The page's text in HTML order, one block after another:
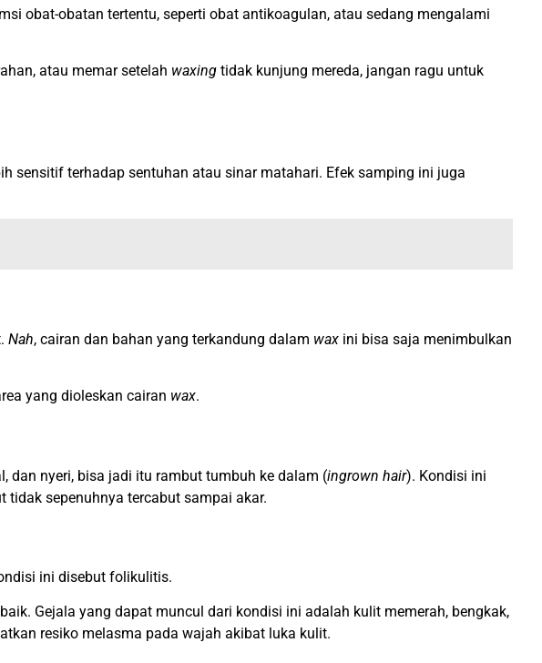
obat-obatan tertentu, seperti obat antikoagulan, atau sedang mengalami
atau memar setelah waxing tidak kunjung mereda, jangan ragu untuk
sensitif terhadap sentuhan atau sinar matahari. Efek samping ini juga
Nah, cairan dan bahan yang terkandung dalam wax ini bisa saja menimbulkan
yang dioleskan cairan wax.
dan nyeri, bisa jadi itu rambut tumbuh ke dalam (ingrown hair). Kondisi ini
sepenuhnya tercabut sampai akar.
ini disebut folikulitis.
Gejala yang dapat muncul dari kondisi ini adalah kulit memerah, bengkak,
resiko melasma pada wajah akibat luka kulit.